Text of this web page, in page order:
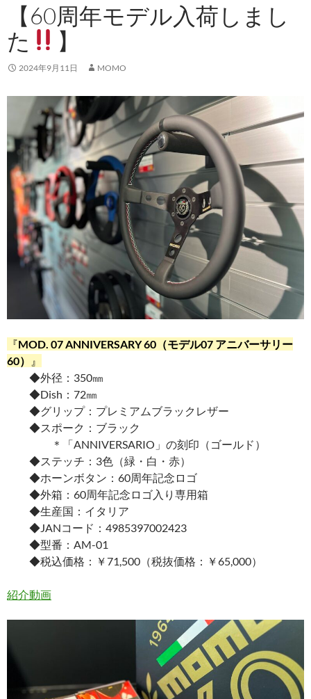
【60周年モデル入荷しまし
た
】
2024年9月11日 MOMO
『MOD. 07 ANNIVERSARY 60（モデル07 アニバーサリー
60）
』
◆外径：350㎜
◆Dish：72㎜
◆グリップ：プレミアムブラックレザー
◆スポーク：ブラック
＊「ANNIVERSARIO」の刻印（ゴールド）
◆ステッチ：3色（緑・白・赤）
◆ホーンボタン：60周年記念ロゴ
◆外箱：60周年記念ロゴ入り専用箱
◆生産国：イタリア
◆JANコード：4985397002423
◆型番：AM-01
◆税込価格：￥71,500（税抜価格：￥65,000）
紹介動画